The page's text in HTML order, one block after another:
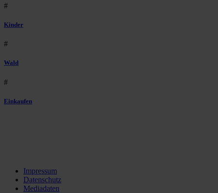
#
Kinder
#
Wald
#
Einkaufen
Impressum
Datenschutz
Mediadaten